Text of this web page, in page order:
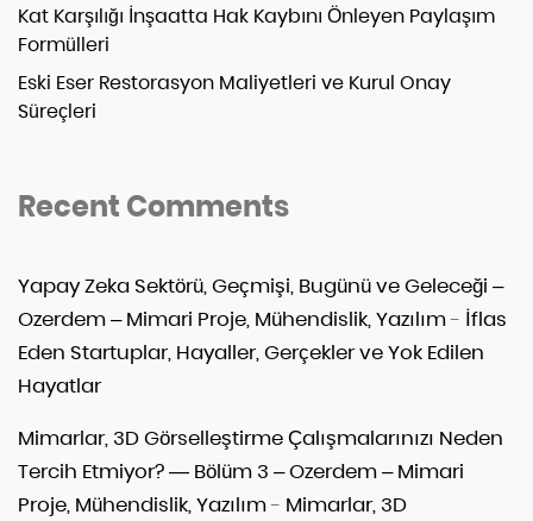
Kat Karşılığı İnşaatta Hak Kaybını Önleyen Paylaşım
Formülleri
Eski Eser Restorasyon Maliyetleri ve Kurul Onay
Süreçleri
Recent Comments
Yapay Zeka Sektörü, Geçmişi, Bugünü ve Geleceği –
Ozerdem – Mimari Proje, Mühendislik, Yazılım- İflas
Eden Startuplar, Hayaller, Gerçekler ve Yok Edilen
Hayatlar
Mimarlar, 3D Görselleştirme Çalışmalarınızı Neden
Tercih Etmiyor? — Bölüm 3 – Ozerdem – Mimari
Proje, Mühendislik, Yazılım- Mimarlar, 3D